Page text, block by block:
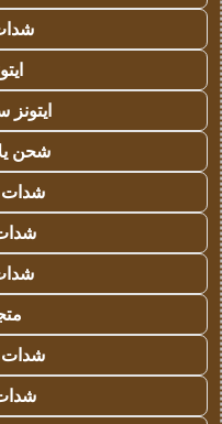
شحن
شدات
شدات